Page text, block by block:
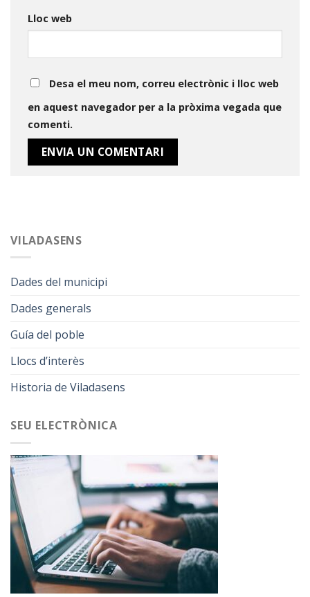
VILADASENS
Dades del municipi
Dades generals
Guía del poble
Llocs d’interès
Historia de Viladasens
SEU ELECTRÒNICA
Lloc web
Desa el meu nom, correu electrònic i lloc web
en aquest navegador per a la pròxima vegada que
comenti.